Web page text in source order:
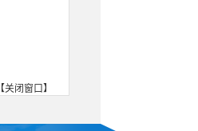
【关闭窗口】